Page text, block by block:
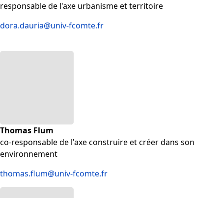
responsable de l'axe urbanisme et territoire
dora.dauria@univ-fcomte.fr
Thomas Flum
co-responsable de l'axe construire et créer dans son
environnement
thomas.flum@univ-fcomte.fr